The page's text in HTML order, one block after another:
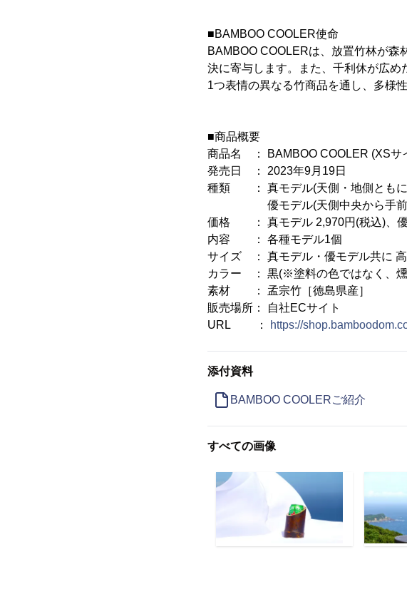
■BAMBOO COOLER使命
BAMBOO COOLERは、放置竹林が
決に寄与します。また、千利休が広
1つ表情の異なる竹商品を通し、多様
■商品概要
商品名 ： BAMBOO COOLER (XSサ
発売日 ： 2023年9月19日
種類 ： 真モデル(天側・地側ともに
優モデル(天側中央から手前
価格 ： 真モデル 2,970円(税込)、優
内容 ： 各種モデル1個
サイズ ： 真モデル・優モデル共に 高
カラー ： 黒(※塗料の色ではなく、
素材 ： 孟宗竹［徳島県産］
販売場所： 自社ECサイト
URL ：
https://
添付資料
BAMBOO COOLERご紹介
すべての画像